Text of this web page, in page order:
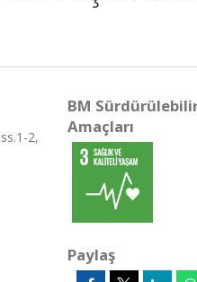
2,
BM
Amaçları
Paylaş